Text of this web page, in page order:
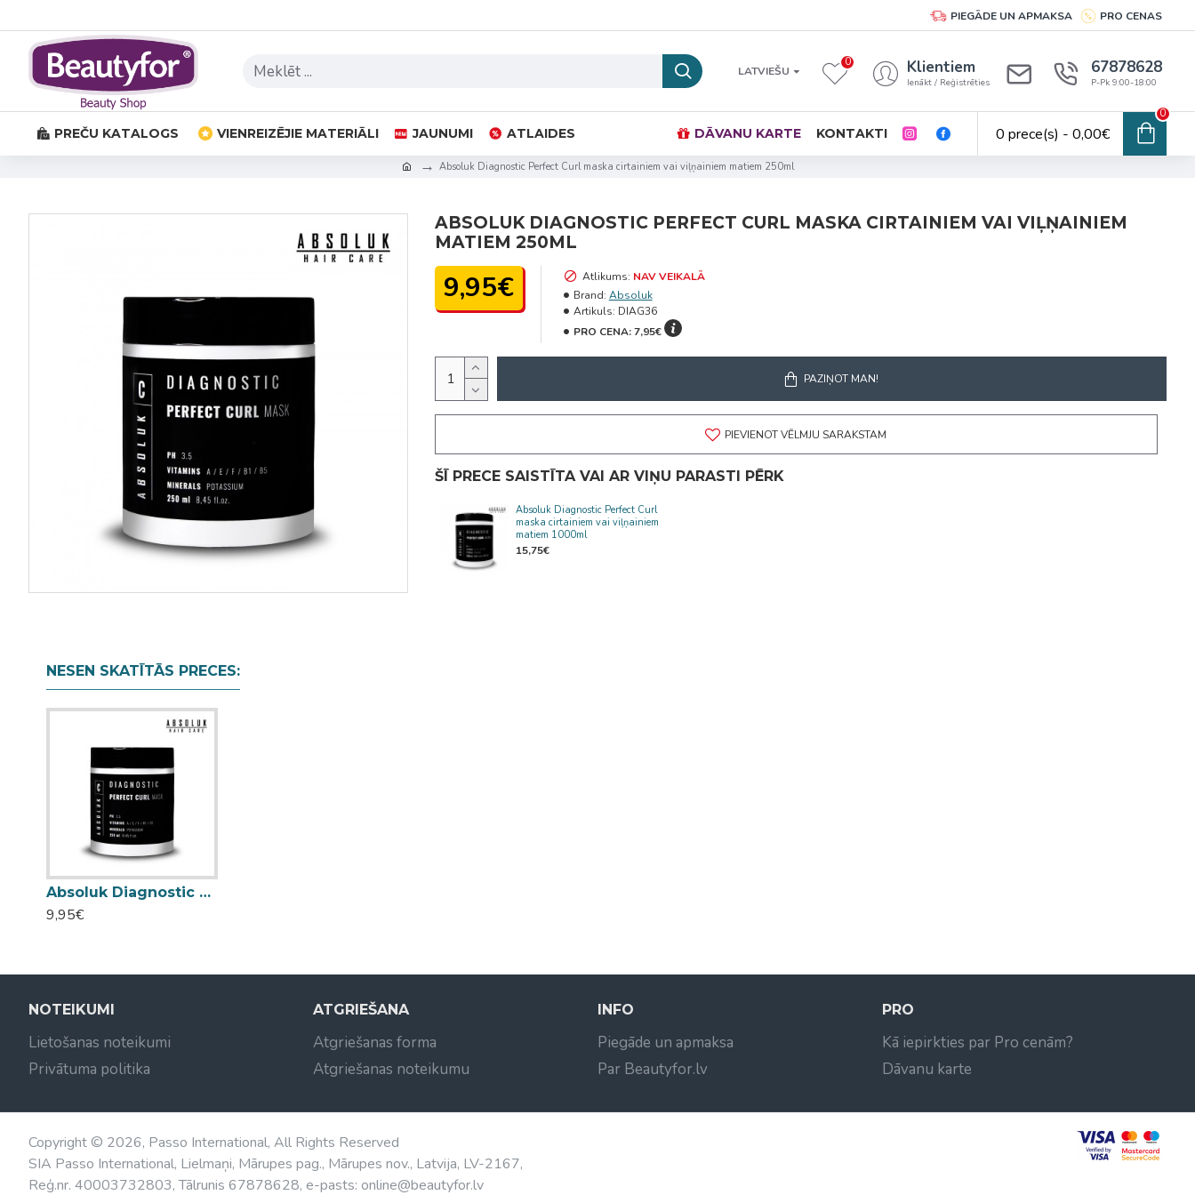
PIEGĀDE UN APMAKSA PRO CENAS
LATVIEŠU
0 Klientiem
Ienākt / Reģistrēties
67878628
P-Pk 9:00-18:00
PREČU KATALOGS VIENREIZĒJIE MATERIĀLI JAUNUMI ATLAIDES DĀVANU KARTE KONTAKTI 0 prece(s) - 0,00€
0
Absoluk Diagnostic Perfect Curl maska cirtainiem vai viļņainiem matiem 250ml
ABSOLUK DIAGNOSTIC PERFECT CURL MASKA CIRTAINIEM VAI VIĻŅAINIEM
MATIEM 250ML
9,95€ Atlikums: NAV VEIKALĀ
Brand: Absoluk
Artikuls: DIAG36
PRO CENA:7,95€
PAZIŅOT MAN!
PIEVIENOT VĒLMJU SARAKSTAM
ŠĪ PRECE SAISTĪTA VAI AR VIŅU PARASTI PĒRK
Absoluk Diagnostic Perfect Curl
maska cirtainiem vai viļņainiem
matiem 1000ml
15,75€
NESEN SKATĪTĀS PRECES:
Absoluk Diagnostic Perfect Curl maska cirtainiem vai viļņainiem matiem 250ml
9,95€
NOTEIKUMI
Lietošanas noteikumi
Privātuma politika
ATGRIEŠANA
Atgriešanas forma
Atgriešanas noteikumu
INFO
Piegāde un apmaksa
Par Beautyfor.lv
PRO
Kā iepirkties par Pro cenām?
Dāvanu karte
Copyright © 2026, Passo International, All Rights Reserved
SIA Passo International, Lielmaņi, Mārupes pag., Mārupes nov., Latvija, LV-2167,
Reģ.nr. 40003732803, Tālrunis 67878628, e-pasts: online@beautyfor.lv